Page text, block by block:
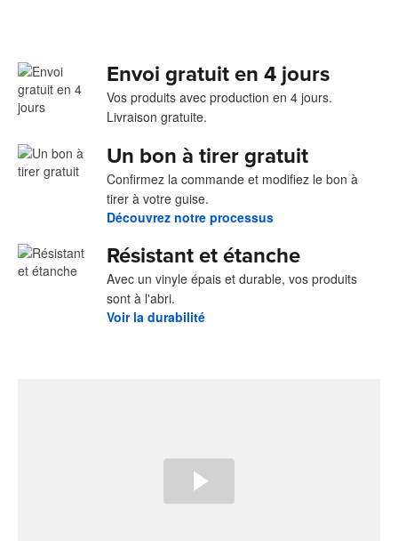
Envoi gratuit en 4 jours
Vos produits avec production en 4 jours.
Livraison gratuite.
Un bon à tirer gratuit
Confirmez la commande et modifiez le bon à
tirer à votre guise.
Découvrez notre processus
Résistant et étanche
Avec un vinyle épais et durable, vos produits
sont à l'abri.
Voir la durabilité